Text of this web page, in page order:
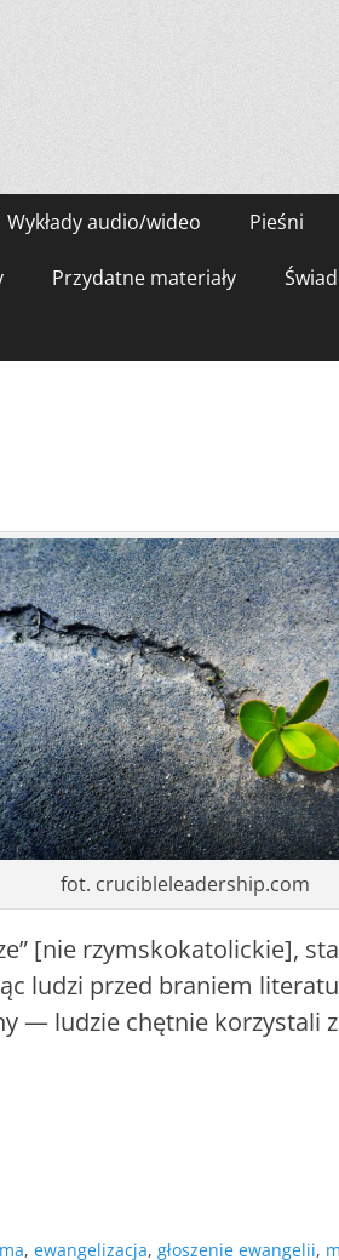
Wykłady audio/wideo Pieśni
Przydatne materiały
fot. crucibleleadership.com
[nie rzymskokatolickie],
ludzi przed braniem
— ludzie chętnie korzystali
, ewangelizacja, głoszenie ewangelii,